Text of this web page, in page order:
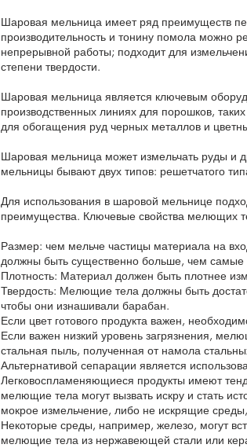
Шаровая мельница имеет ряд преимуществ
производительность и тонину помола можно
непрерывной работы; подходит для
степени твердости.
Шаровая мельница является ключевым
производственных линиях для порошков,
для обогащения руд черных металлов и
Шаровая мельница может измельчать руды и
мельницы бывают двух типов: решетчатого
Для использования в шаровой мельнице
преимущества. Ключевые свойства мелющих
Размер: чем мельче частицы материала на
должны быть существенно больше, чем самые
Плотность: Материал должен быть плотнее
Твердость: Мелющие тела должны быть
чтобы они изнашивали барабан.
Если цвет готового продукта важен,
Если важен низкий уровень загрязнения,
стальная пыль, полученная от намола
Альтернативой сепарации является
Легковоспламеняющиеся продукты имеют
мелющие тела могут вызвать искру и стать
мокрое измельчение, либо не искрящие
Некоторые среды, например, железо, могут
мелющие тела из нержавеющей стали или